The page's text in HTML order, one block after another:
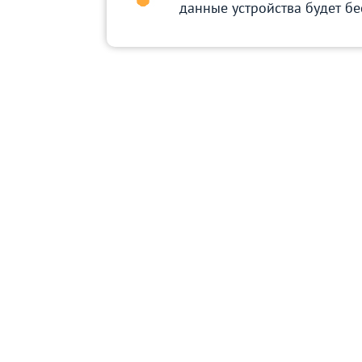
данные устройства будет